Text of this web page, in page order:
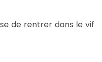
de rentrer dans le vif